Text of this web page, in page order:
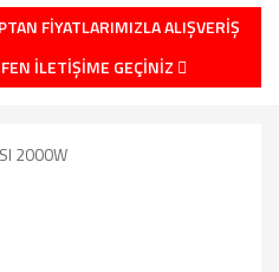
FİYATLARIMIZLA ALIŞVERİŞ
İLETİŞİME GEÇİNİZ